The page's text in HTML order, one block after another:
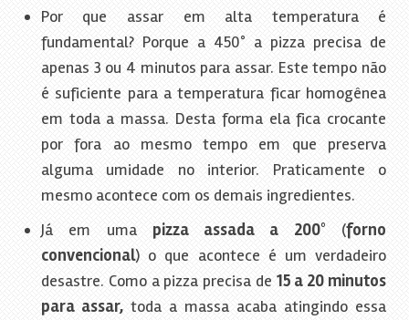
Por que assar em alta temperatura é
fundamental? Porque a 450° a pizza precisa de
apenas 3 ou 4 minutos para assar. Este tempo não
é suficiente para a temperatura ficar homogênea
em toda a massa. Desta forma ela fica crocante
por fora ao mesmo tempo em que preserva
alguma umidade no interior. Praticamente o
mesmo acontece com os demais ingredientes.
Já em uma pizza assada a 200° (forno
convencional) o que acontece é um verdadeiro
desastre. Como a pizza precisa de 15 a 20 minutos
para assar, toda a massa acaba atingindo essa